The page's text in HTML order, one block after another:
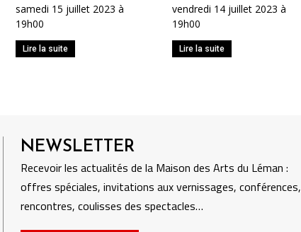
samedi 15 juillet 2023 à
19h00
Lire la suite
vendredi 14 juillet 2023 à
19h00
Lire la suite
NEWSLETTER
Recevoir les actualités de la Maison des Arts du Léman :
offres spéciales, invitations aux vernissages, conférences,
rencontres, coulisses des spectacles…